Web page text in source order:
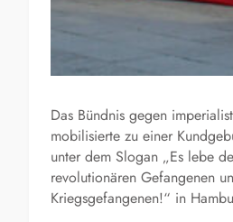
Das Bündnis gegen
mobilisierte zu einer
unter dem Slogan „Es lebe
revolutionären Gefangenen
Kriegsgefangenen!“ in